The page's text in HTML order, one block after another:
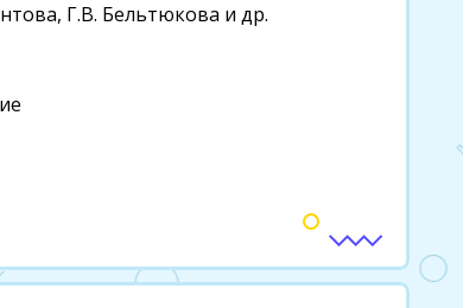
Г.В. Бельтюкова и др.